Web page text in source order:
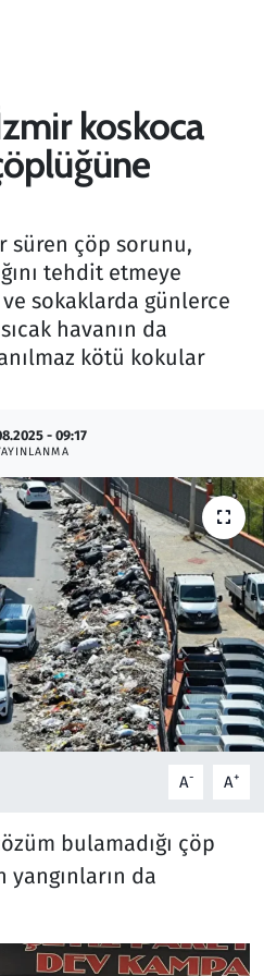
koskoca
süren çöp sorunu,
tehdit etmeye
sokaklarda günlerce
havanın da
kötü kokular
- 09:17
A- A+
bulamadığı çöp
yangınların da